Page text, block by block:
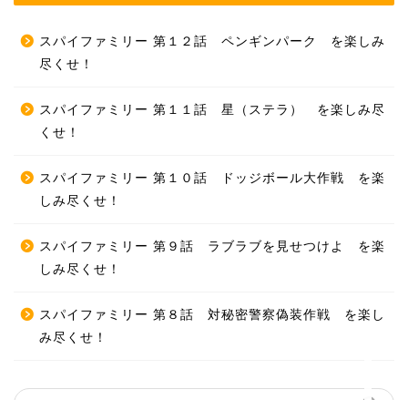
スパイファミリー 第１２話 ペンギンパーク を楽しみ
尽くせ！
スパイファミリー 第１１話 星（ステラ） を楽しみ尽
くせ！
スパイファミリー 第１０話 ドッジボール大作戦 を楽
しみ尽くせ！
スパイファミリー 第９話 ラブラブを見せつけよ を楽
しみ尽くせ！
スパイファミリー 第８話 対秘密警察偽装作戦 を楽し
み尽くせ！
ターン制ＲＰＧ